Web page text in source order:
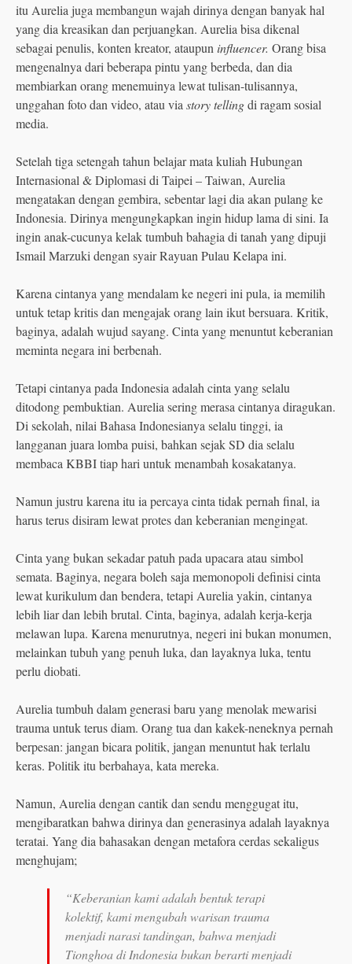
itu Aurelia juga membangun wajah dirinya dengan banyak hal
yang dia kreasikan dan perjuangkan. Aurelia bisa dikenal
sebagai penulis, konten kreator, ataupun influencer. Orang bisa
mengenalnya dari beberapa pintu yang berbeda, dan dia
membiarkan orang menemuinya lewat tulisan-tulisannya,
unggahan foto dan video, atau via story tellingdi ragam sosial
media.
Setelah tiga setengah tahun belajar mata kuliah Hubungan
Internasional & Diplomasi di Taipei – Taiwan, Aurelia
mengatakan dengan gembira, sebentar lagi dia akan pulang ke
Indonesia. Dirinya mengungkapkan ingin hidup lama di sini. Ia
ingin anak-cucunya kelak tumbuh bahagia di tanah yang dipuji
Ismail Marzuki dengan syair Rayuan Pulau Kelapa ini.
Karena cintanya yang mendalam ke negeri ini pula, ia memilih
untuk tetap kritis dan mengajak orang lain ikut bersuara. Kritik,
baginya, adalah wujud sayang. Cinta yang menuntut keberanian
meminta negara ini berbenah.
Tetapi cintanya pada Indonesia adalah cinta yang selalu
ditodong pembuktian. Aurelia sering merasa cintanya diragukan.
Di sekolah, nilai Bahasa Indonesianya selalu tinggi, ia
langganan juara lomba puisi, bahkan sejak SD dia selalu
membaca KBBI tiap hari untuk menambah kosakatanya.
Namun justru karena itu ia percaya cinta tidak pernah final, ia
harus terus disiram lewat protes dan keberanian mengingat.
Cinta yang bukan sekadar patuh pada upacara atau simbol
semata. Baginya, negara boleh saja memonopoli definisi cinta
lewat kurikulum dan bendera, tetapi Aurelia yakin, cintanya
lebih liar dan lebih brutal. Cinta, baginya, adalah kerja-kerja
melawan lupa. Karena menurutnya, negeri ini bukan monumen,
melainkan tubuh yang penuh luka, dan layaknya luka, tentu
perlu diobati.
Aurelia tumbuh dalam generasi baru yang menolak mewarisi
trauma untuk terus diam. Orang tua dan kakek-neneknya pernah
berpesan: jangan bicara politik, jangan menuntut hak terlalu
keras. Politik itu berbahaya, kata mereka.
Namun, Aurelia dengan cantik dan sendu menggugat itu,
mengibaratkan bahwa dirinya dan generasinya adalah layaknya
teratai. Yang dia bahasakan dengan metafora cerdas sekaligus
menghujam;
“Keberanian kami adalah bentuk terapi
kolektif, kami mengubah warisan trauma
menjadi narasi tandingan, bahwa menjadi
Tionghoa di Indonesia bukan berarti menjadi